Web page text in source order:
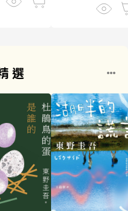
選